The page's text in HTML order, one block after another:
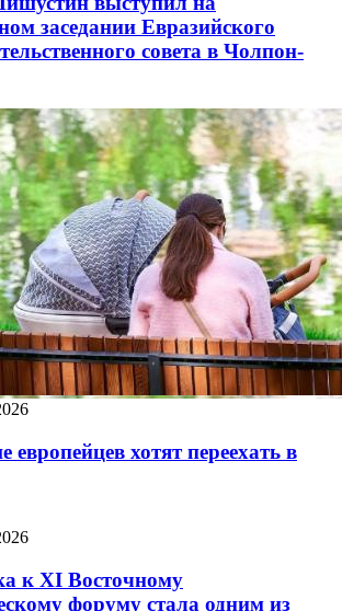
заседании Евразийского
совета в Чолпон-
европейцев хотят переехать в
к XI Восточному
форуму стала одним из